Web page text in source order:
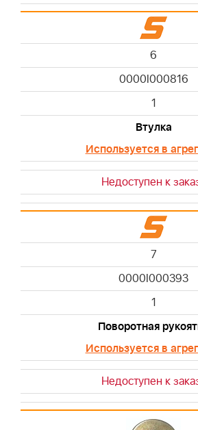
6
0000I000816
1
Втулка
Используется в
Недоступен к
7
0000I000393
1
Поворотная
Используется в
Недоступен к